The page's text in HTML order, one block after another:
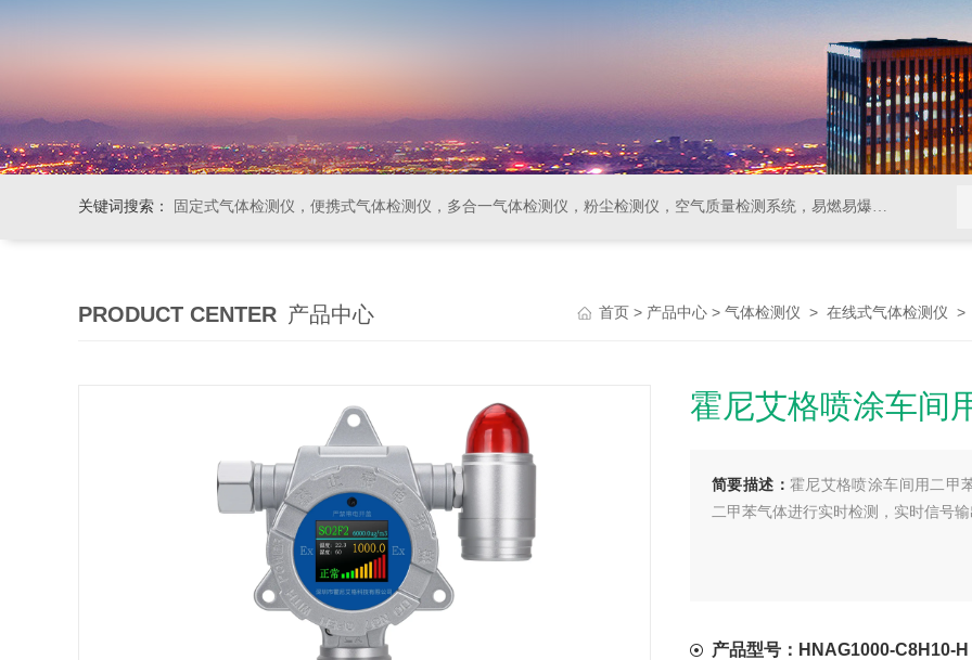
关键词搜索： 固定式气体检测仪，便携式气体检测仪，多合一气体检测仪，粉尘检测仪，空气质量检测系统，易燃易爆有毒有害气体检测报警设备，环境检测分析仪器，水质分析仪
PRODUCT CENTER 产品中心 首页 > 产品中心 > 气体检测仪 > 在线式气体检测仪 >
霍尼艾格喷涂车间
简要描述： 霍尼艾格喷涂车间用二甲
二甲苯气体进行实时检测，实时信号
产品型号：HNAG1000-C8H10-H